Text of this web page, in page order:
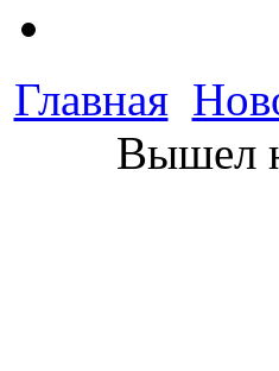
Главная
Вышел